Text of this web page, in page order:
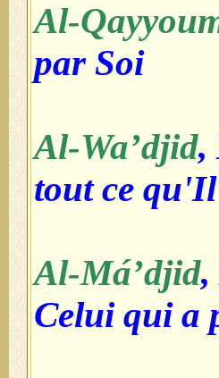
Al-
par Soi
Al-Wa’djid,
tout ce
Al-Má’djid,
Celui qui a